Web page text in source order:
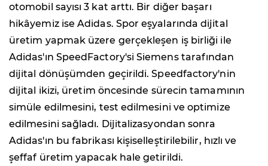
otomobil sayısı 3 kat arttı. Bir diğer başarı
hikâyemiz ise Adidas. Spor eşyalarında dijital
üretim yapmak üzere gerçekleşen iş birliği ile
Adidas'ın SpeedFactory'si Siemens tarafından
dijital dönüşümden geçirildi. Speedfactory'nin
dijital ikizi, üretim öncesinde sürecin tamamının
simüle edilmesini, test edilmesini ve optimize
edilmesini sağladı. Dijitalizasyondan sonra
Adidas'ın bu fabrikası kişiselleştirilebilir, hızlı ve
şeffaf üretim yapacak hale getirildi.